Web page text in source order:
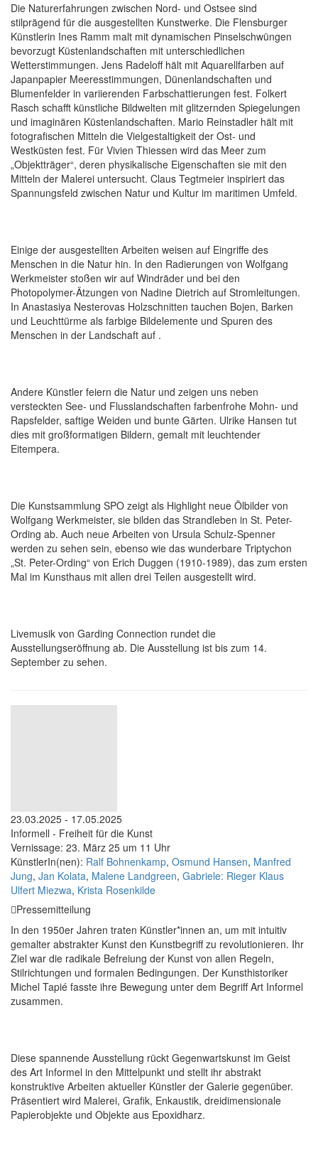
Die Naturerfahrungen zwischen Nord- und Ostsee sind
stilprägend für die ausgestellten Kunstwerke. Die Flensburger
Künstlerin Ines Ramm malt mit dynamischen Pinselschwüngen
bevorzugt Küstenlandschaften mit unterschiedlichen
Wetterstimmungen. Jens Radeloff hält mit Aquarellfarben auf
Japanpapier Meeresstimmungen, Dünenlandschaften und
Blumenfelder in variierenden Farbschattierungen fest. Folkert
Rasch schafft künstliche Bildwelten mit glitzernden Spiegelungen
und imaginären Küstenlandschaften. Mario Reinstadler hält mit
fotografischen Mitteln die Vielgestaltigkeit der Ost- und
Westküsten fest. Für Vivien Thiessen wird das Meer zum
„Objektträger“, deren physikalische Eigenschaften sie mit den
Mitteln der Malerei untersucht. Claus Tegtmeier inspiriert das
Spannungsfeld zwischen Natur und Kultur im maritimen Umfeld.
Einige der ausgestellten Arbeiten weisen auf Eingriffe des
Menschen in die Natur hin. In den Radierungen von Wolfgang
Werkmeister stoßen wir auf Windräder und bei den
Photopolymer-Ätzungen von Nadine Dietrich auf Stromleitungen.
In Anastasiya Nesterovas Holzschnitten tauchen Bojen, Barken
und Leuchttürme als farbige Bildelemente und Spuren des
Menschen in der Landschaft auf .
Andere Künstler feiern die Natur und zeigen uns neben
versteckten See- und Flusslandschaften farbenfrohe Mohn- und
Rapsfelder, saftige Weiden und bunte Gärten. Ulrike Hansen tut
dies mit großformatigen Bildern, gemalt mit leuchtender
Eitempera.
Die Kunstsammlung SPO zeigt als Highlight neue Ölbilder von
Wolfgang Werkmeister, sie bilden das Strandleben in St. Peter-
Ording ab. Auch neue Arbeiten von Ursula Schulz-Spenner
werden zu sehen sein, ebenso wie das wunderbare Triptychon
„St. Peter-Ording“ von Erich Duggen (1910-1989), das zum ersten
Mal im Kunsthaus mit allen drei Teilen ausgestellt wird.
Livemusik von Garding Connection rundet die
Ausstellungseröffnung ab. Die Ausstellung ist bis zum 14.
September zu sehen.
23.03.2025 - 17.05.2025
Informell - Freiheit für die Kunst
Vernissage: 23. März 25 um 11 Uhr
KünstlerIn(nen): Ralf Bohnenkamp, Osmund Hansen, Manfred
Jung, Jan Kolata, Malene Landgreen, Gabriele: Rieger Klaus
Ulfert Miezwa, Krista Rosenkilde
Pressemitteilung
In den 1950er Jahren traten Künstler*innen an, um mit intuitiv
gemalter abstrakter Kunst den Kunstbegriff zu revolutionieren. Ihr
Ziel war die radikale Befreiung der Kunst von allen Regeln,
Stilrichtungen und formalen Bedingungen. Der Kunsthistoriker
Michel Tapié fasste ihre Bewegung unter dem Begriff Art Informel
zusammen.
Diese spannende Ausstellung rückt Gegenwartskunst im Geist
des Art Informel in den Mittelpunkt und stellt ihr abstrakt
konstruktive Arbeiten aktueller Künstler der Galerie gegenüber.
Präsentiert wird Malerei, Grafik, Enkaustik, dreidimensionale
Papierobjekte und Objekte aus Epoxidharz.